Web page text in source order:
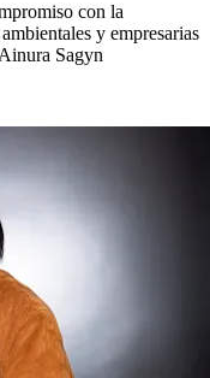
con la
y empresarias
Sagyn